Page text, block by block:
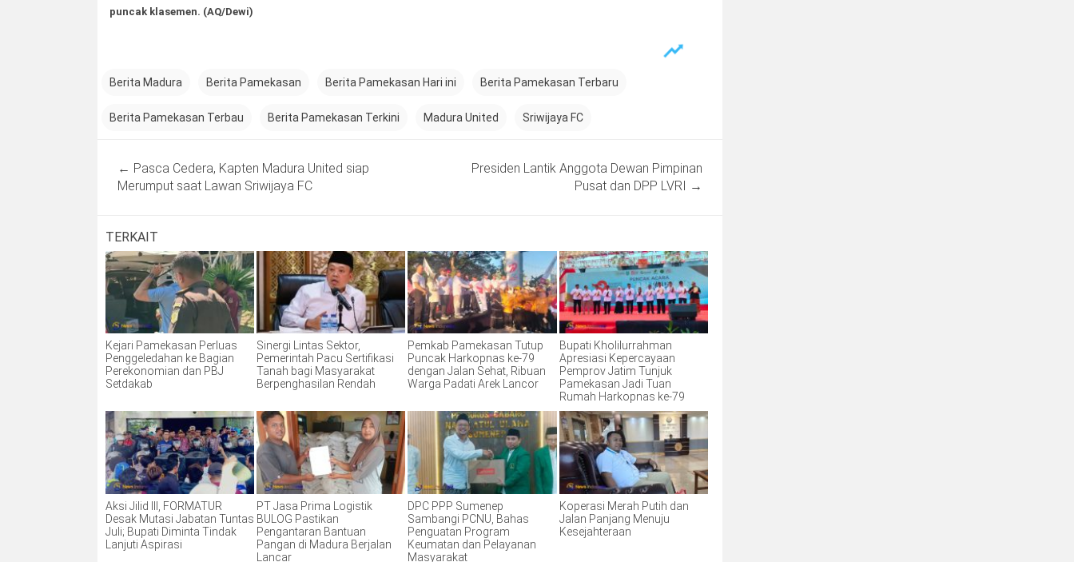
puncak klasemen. (AQ/Dewi)
Berita Madura Berita Pamekasan Berita Pamekasan Hari ini Berita Pamekasan Terbaru
Berita Pamekasan Terbau Berita Pamekasan Terkini Madura United Sriwijaya FC
navigation
← Pasca Cedera, Kapten Madura United siap
Merumput saat Lawan Sriwijaya FC
Presiden Lantik Anggota Dewan Pimpinan
Pusat dan DPP LVRI →
TERKAIT
Kejari Pamekasan Perluas
Penggeledahan ke Bagian
Perekonomian dan PBJ
Setdakab
Sinergi Lintas Sektor,
Pemerintah Pacu Sertifikasi
Tanah bagi Masyarakat
Berpenghasilan Rendah
Pemkab Pamekasan Tutup
Puncak Harkopnas ke-79
dengan Jalan Sehat, Ribuan
Warga Padati Arek Lancor
Bupati Kholilurrahman
Apresiasi Kepercayaan
Pemprov Jatim Tunjuk
Pamekasan Jadi Tuan
Rumah Harkopnas ke-79
Aksi Jilid III, FORMATUR
Desak Mutasi Jabatan Tuntas
Juli; Bupati Diminta Tindak
Lanjuti Aspirasi
PT Jasa Prima Logistik
BULOG Pastikan
Pengantaran Bantuan
Pangan di Madura Berjalan
Lancar
DPC PPP Sumenep
Sambangi PCNU, Bahas
Penguatan Program
Keumatan dan Pelayanan
Masyarakat
Koperasi Merah Putih dan
Jalan Panjang Menuju
Kesejahteraan